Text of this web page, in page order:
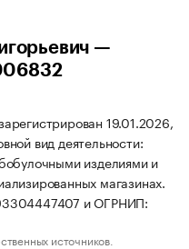
—
19.01.2026,
вид деятельности:
изделиями и
магазинах.
и ОГРНИП:
источников.